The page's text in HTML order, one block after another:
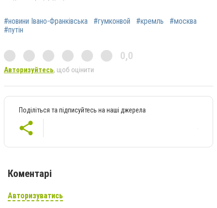
#новини Івано-Франківська #гумконвой #кремль
#москва
#путін
0,0
Авторизуйтесь, щоб оцінити
Поділіться та підписуйтесь на наші джерела
Коментарі
Авторизуватись